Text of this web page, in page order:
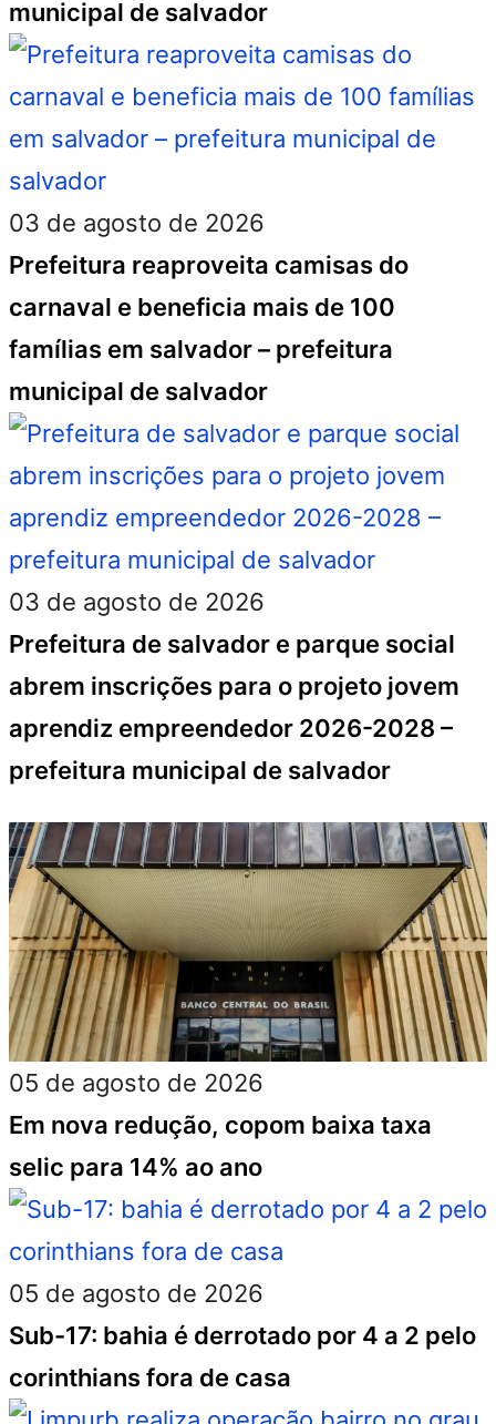
municipal de salvador
03 de agosto de 2026
Prefeitura reaproveita camisas do
carnaval e beneficia mais de 100
famílias em salvador – prefeitura
municipal de salvador
03 de agosto de 2026
Prefeitura de salvador e parque social
abrem inscrições para o projeto jovem
aprendiz empreendedor 2026-2028 –
prefeitura municipal de salvador
05 de agosto de 2026
Em nova redução, copom baixa taxa
selic para 14% ao ano
05 de agosto de 2026
Sub-17: bahia é derrotado por 4 a 2 pelo
corinthians fora de casa